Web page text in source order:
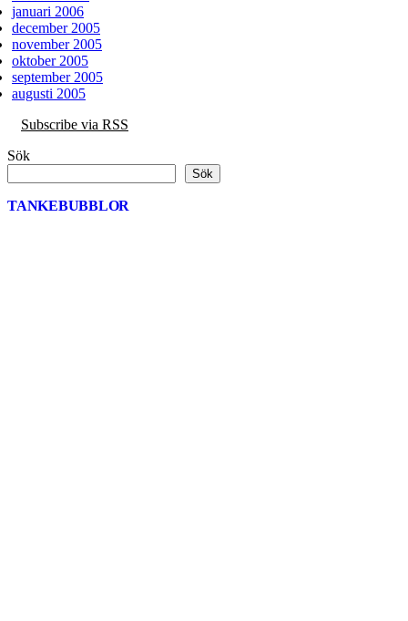
januari 2006
december 2005
november 2005
oktober 2005
september 2005
augusti 2005
Subscribe via RSS
Sök
Sök
TANKEBUBBLOR